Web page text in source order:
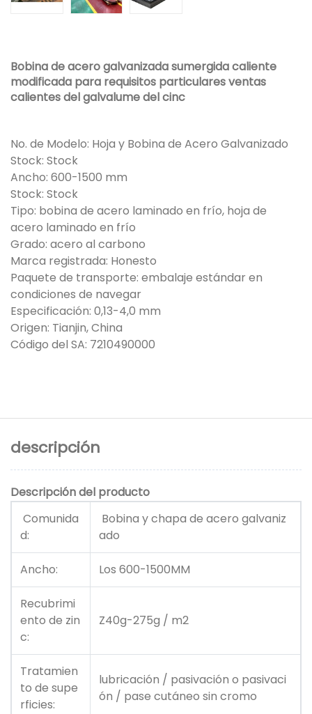
Bobina de acero galvanizada sumergida caliente
modificada para requisitos particulares ventas
calientes del galvalume del cinc
No. de Modelo: Hoja y Bobina de Acero Galvanizado
Stock: Stock
Ancho: 600-1500 mm
Stock: Stock
Tipo: bobina de acero laminado en frío, hoja de
acero laminado en frío
Grado: acero al carbono
Marca registrada: Honesto
Paquete de transporte: embalaje estándar en
condiciones de navegar
Especificación: 0,13-4,0 mm
Origen: Tianjin, China
Código del SA: 7210490000
descripción
Descripción del producto
Comunida
d:
Bobina y chapa de acero galvaniz
ado
Ancho: Los 600-1500MM
Recubrimi
ento de zin
c:
Z40g-275g / m2
Tratamien
to de supe
rficies:
lubricación / pasivación o pasivaci
ón / pase cutáneo sin cromo